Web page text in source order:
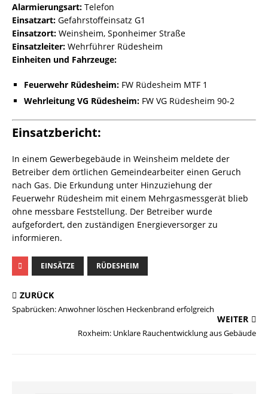
Alarmierungsart: Telefon
Einsatzart: Gefahrstoffeinsatz G1
Einsatzort: Weinsheim, Sponheimer Straße
Einsatzleiter: Wehrführer Rüdesheim
Einheiten und Fahrzeuge:
Feuerwehr Rüdesheim: FW Rüdesheim MTF 1
Wehrleitung VG Rüdesheim: FW VG Rüdesheim 90-2
Einsatzbericht:
In einem Gewerbegebäude in Weinsheim meldete der
Betreiber dem örtlichen Gemeindearbeiter einen Geruch
nach Gas. Die Erkundung unter Hinzuziehung der
Feuerwehr Rüdesheim mit einem Mehrgasmessgerät blieb
ohne messbare Feststellung. Der Betreiber wurde
aufgefordert, den zuständigen Energieversorger zu
informieren.
EINSÄTZE RÜDESHEIM
ZURÜCK
Spabrücken: Anwohner löschen Heckenbrand erfolgreich
WEITER
Roxheim: Unklare Rauchentwicklung aus Gebäude